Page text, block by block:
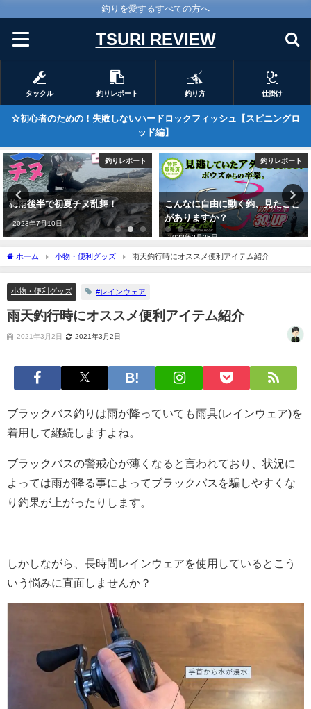
釣りを愛するすべての方へ
TSURI REVIEW
タックル 釣りレポート 釣り方 仕掛け
☆初心者のための！失敗しないハードロックフィッシュ【スピニングロ
ッド編】
釣りレポート
こんなに自由に動く鈎、見たこと
がありますか？
2023年2月25日
釣りレポート
第9回ハーゲンダッツ杯 in串木
野！
2024年9月20日
ホーム 小物・便利グッズ 雨天釣行時にオススメ便利アイテム紹介
小物・便利グッズ #レインウェア
雨天釣行時にオススメ便利アイテム紹介
2021年3月2日 2021年3月2日
ブラックバス釣りは雨が降っていても雨具(レインウェア)を
着用して継続しますよね。
ブラックバスの警戒心が薄くなると言われており、状況に
よっては雨が降る事によってブラックバスを騙しやすくな
り釣果が上がったりします。
しかしながら、長時間レインウェアを使用しているとこう
いう悩みに直面しませんか？